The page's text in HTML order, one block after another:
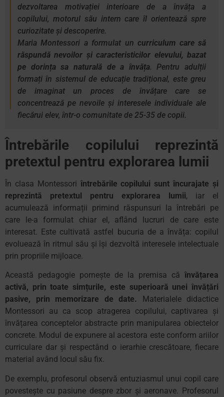
dezvoltarea motivației interioare de a învăța a
copilului, motorul său intern care îl orientează spre
curiozitate și descoperire.
Maria Montessori a formulat uncurriculum care să
răspundă nevoilor și caracteristicilor elevului, bazat
pe dorința sa naturală de a învăța. Pentru adulții
formați în sistemul de educație tradițional, este greu
de imaginat un proces de învățare care se
concentrează pe nevoile și interesele individuale ale
fiecărui elev, într-o comunitate de 25-35 de copii.
Întrebările copilului reprezintă
pretextul pentru explorarea lumii
În clasa Montessori întrebările copilului sunt încurajate și
reprezintă pretextul pentru explorarea lumii, iar el
acumulează informații primind răspunsuri la întrebări pe
care le-a formulat chiar el, aflând lucruri de care este
interesat. Este cultivată astfel bucuria de a învăța: copilul
evoluează în ritmul său și își dezvoltă interesele intelectuale
prin propriile mijloace.
Această pedagogie pornește de la premisa că învățarea
activă, prin toate simțurile, este superioară unei învățări
pasive, prin memorizare de date.
Materialele didactice
Montessori au ca scop atragerea copilului, captivarea și
învățarea conceptelor abstracte prin manipularea obiectelor
concrete. Modul de expunere al acestora este conform ariilor
curriculare dar și respectând o ierarhie crescătoare, fiecare
material având locul său fix.
De exemplu, profesorul observă entuziasmul unui copil care
povestește cu pasiune despre zbor și aeronave. Profesorul